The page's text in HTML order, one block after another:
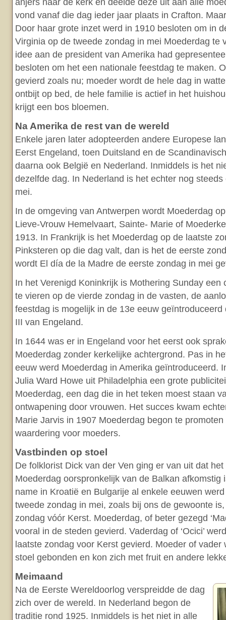
anjers naar de kerk en deelde deze uit aan alle
vond vanaf die dag ieder jaar plaats in Crafton.
Door haar grote inzet werd in 1910 besloten om in
Virginia op de tweede zondag in mei Moederdag te
idee aan de president van Amerika had
besloten om het een nationale feestdag te maken.
gevierd zoals nu; moeder wordt de hele dag in
ontbijt op bed, de hele familie is actief in het
krijgt een bos bloemen.
Na Amerika de rest van de wereld
Enkele jaren later adopteerden andere Europese
Eerst Engeland, toen Duitsland en de
daarna ook België en Nederland. Inmiddels is het
dezelfde dag. In Nederland is het echter nog
mei.
In de omgeving van Antwerpen wordt Moederdag
Lieve-Vrouw Hemelvaart, Sainte- Marie of
1913. In Frankrijk is het Moederdag op de laatste
Pinksteren op die dag valt, dan is het de eerste
wordt El día de la Madre de eerste zondag in mei
In het Verenigd Koninkrijk is Mothering Sunday een
te vieren op de vierde zondag in de vasten, de
feestdag is mogelijk in de 13e eeuw geïntroduceerd
III van Engeland.
In 1644 was er in Engeland voor het eerst ook
Moederdag zonder kerkelijke achtergrond. Pas in
eeuw werd Moederdag in Amerika geïntroduceerd.
Julia Ward Howe uit Philadelphia een grote
Moederdag, een dag die in het teken moest staan
ontwapening door vrouwen. Het succes kwam
Marie Jarvis in 1907 Moederdag begon te
waardering voor moeders.
Vastbinden op stoel
De folklorist Dick van der Ven ging er van uit dat
Moederdag oorspronkelijk van de Balkan afkomstig
name in Kroatië en Bulgarije al enkele eeuwen
tweede zondag in mei, zoals bij ons de gewoonte
zondag vóór Kerst. Moederdag, of beter gezegd
vooral in de steden gevierd. Vaderdag of ‘Ocici’
laatste zondag voor Kerst gevierd. Moeder of vader
stoel gebonden en kon zich met fruit en andere
Meimaand
Na de Eerste Wereldoorlog verspreidde de dag
zich over de wereld. In Nederland begon de
traditie rond 1925. Inmiddels is het niet in alle